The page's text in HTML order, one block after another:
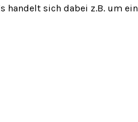
handelt sich dabei z.B. um ein